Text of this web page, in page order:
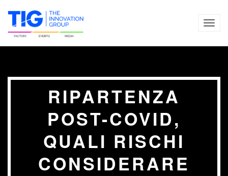
RIPARTENZA
POST-COVID,
QUALI RISCHI
CONSIDERARE